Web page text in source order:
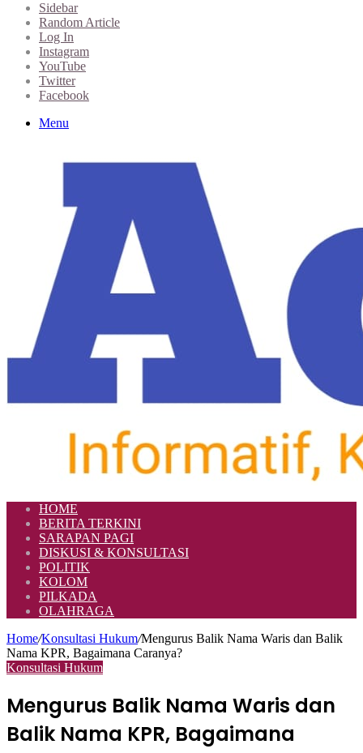
Sidebar
Random Article
Log In
Instagram
YouTube
Twitter
Facebook
Menu
HOME
BERITA TERKINI
SARAPAN PAGI
DISKUSI & KONSULTASI
POLITIK
KOLOM
PILKADA
OLAHRAGA
Home/Konsultasi Hukum/Mengurus Balik Nama Waris dan Balik
Nama KPR, Bagaimana Caranya?
Konsultasi Hukum
Mengurus Balik Nama Waris dan
Balik Nama KPR, Bagaimana